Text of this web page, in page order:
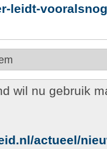
leidt-
wil nu gebruik
actueel/